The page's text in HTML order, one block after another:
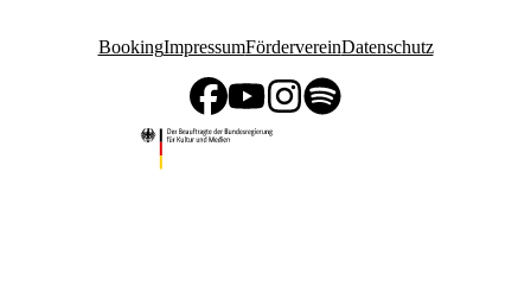
BookingImpressumFördervereinDatenschutz